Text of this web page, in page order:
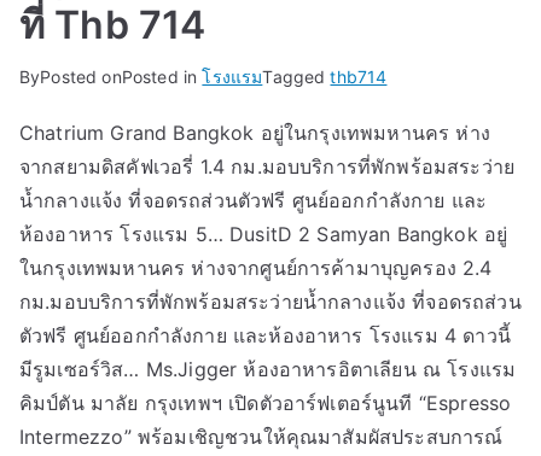
ที่ Thb 714
ByPosted onPosted inโรงแรมTaggedthb714
Chatrium Grand Bangkok อยู่ในกรุงเทพมหานคร ห่าง
จากสยามดิสคัฟเวอรี่ 1.4 กม.มอบบริการที่พักพร้อมสระว่าย
น้ำกลางแจ้ง ที่จอดรถส่วนตัวฟรี ศูนย์ออกกำลังกาย และ
ห้องอาหาร โรงแรม 5… DusitD 2 Samyan Bangkok อยู่
ในกรุงเทพมหานคร ห่างจากศูนย์การค้ามาบุญครอง 2.4
กม.มอบบริการที่พักพร้อมสระว่ายน้ำกลางแจ้ง ที่จอดรถส่วน
ตัวฟรี ศูนย์ออกกำลังกาย และห้องอาหาร โรงแรม 4 ดาวนี้
มีรูมเซอร์วิส… Ms.Jigger ห้องอาหารอิตาเลียน ณ โรงแรม
คิมป์ตัน มาลัย กรุงเทพฯ เปิดตัวอาร์ฟเตอร์นูนที “Espresso
Intermezzo” พร้อมเชิญชวนให้คุณมาสัมผัสประสบการณ์